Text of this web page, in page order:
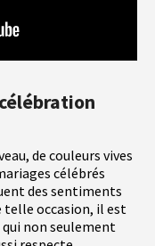
de couleurs vives
célébrés
des sentiments
telle occasion, il est
non seulement